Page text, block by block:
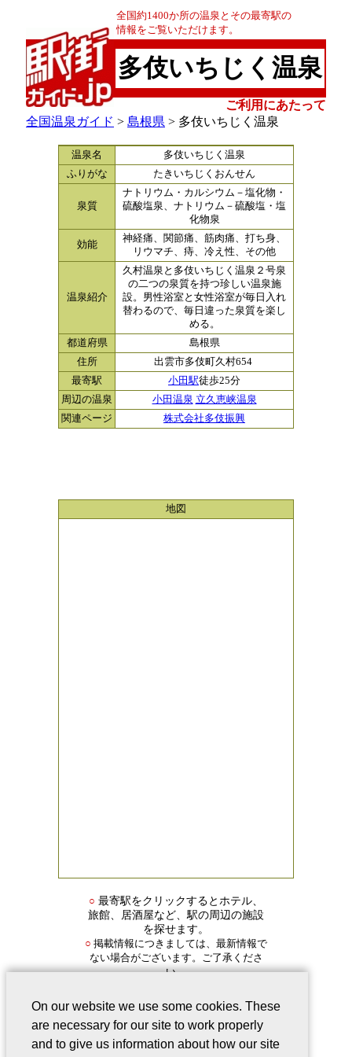
全国約1400か所の温泉とその最寄駅の
情報をご覧いただけます。
多伎いちじく温泉
ご利用にあたって
全国温泉ガイド > 島根県 > 多伎いちじく温泉
温泉名
多伎いちじく温泉
ふりがな
たきいちじくおんせん
泉質
ナトリウム・カルシウム－塩化物・
硫酸塩泉、ナトリウム－硫酸塩・塩
化物泉
効能
神経痛、関節痛、筋肉痛、打ち身、
リウマチ、痔、冷え性、その他
温泉紹介
久村温泉と多伎いちじく温泉２号泉
の二つの泉質を持つ珍しい温泉施
設。男性浴室と女性浴室が毎日入れ
替わるので、毎日違った泉質を楽し
める。
都道府県
島根県
住所
出雲市多伎町久村654
最寄駅
小田駅徒歩25分
周辺の温泉
小田温泉 立久恵峡温泉
関連ページ
株式会社多伎振興
地図
○ 最寄駅をクリックするとホテル、
旅館、居酒屋など、駅の周辺の施設
を探せます。
○ 掲載情報につきましては、最新情報で
ない場合がございます。ご了承くださ
い。
On our website we use some cookies. These
are necessary for our site to work properly
and to give us information about how our site